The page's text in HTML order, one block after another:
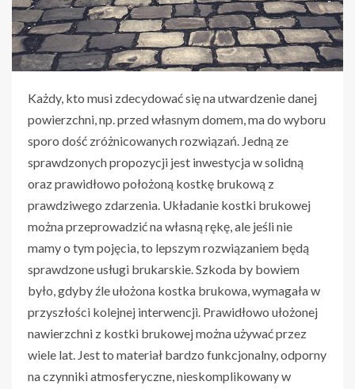
Każdy, kto musi zdecydować się na utwardzenie danej
powierzchni, np. przed własnym domem, ma do wyboru
sporo dość zróżnicowanych rozwiązań. Jedną ze
sprawdzonych propozycji jest inwestycja w solidną
oraz prawidłowo położoną kostkę brukową z
prawdziwego zdarzenia. Układanie kostki brukowej
można przeprowadzić na własną rękę, ale jeśli nie
mamy o tym pojęcia, to lepszym rozwiązaniem będą
sprawdzone usługi brukarskie. Szkoda by bowiem
było, gdyby źle ułożona kostka brukowa, wymagała w
przyszłości kolejnej interwencji. Prawidłowo ułożonej
nawierzchni z kostki brukowej można używać przez
wiele lat. Jest to materiał bardzo funkcjonalny, odporny
na czynniki atmosferyczne, nieskomplikowany w